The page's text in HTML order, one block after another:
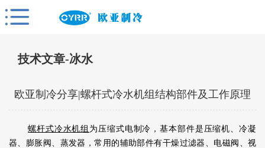
技术文章-冰水
欧亚制冷分享|螺杆式冷水机组结构部件及工作原理
螺杆式冷水机组 为压缩式电制冷，基本部件是压缩机、冷凝
器、膨胀阀、蒸发器，常用的辅助部件有干燥过滤器、电磁阀、视